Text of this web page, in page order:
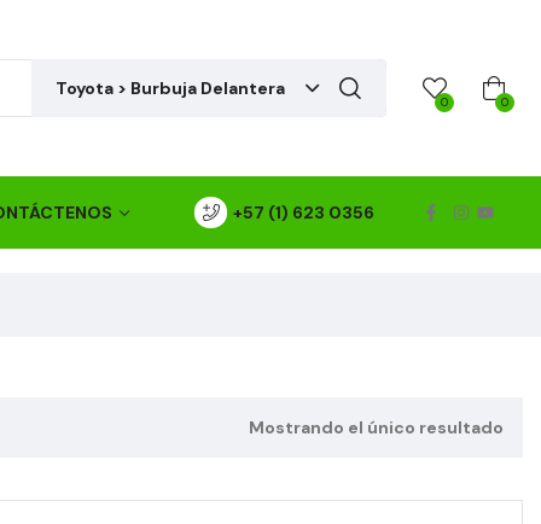
Toyota > Burbuja Delantera
0 0
+57 (1) 623 0356
Mostrando el único resultado